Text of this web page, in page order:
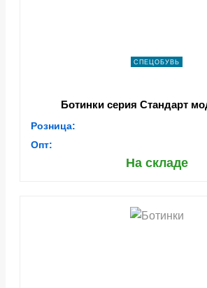
СПЕЦОБУВЬ
Ботинки серия Стандарт
Розница:
Опт:
На складе